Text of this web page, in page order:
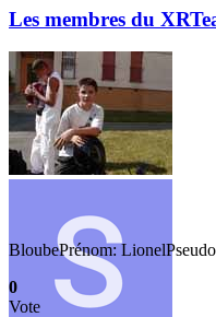
Les membres du
BloubePrénom:
0
Vote